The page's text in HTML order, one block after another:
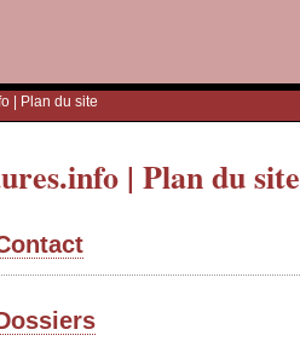
| Plan du site
| Plan du site